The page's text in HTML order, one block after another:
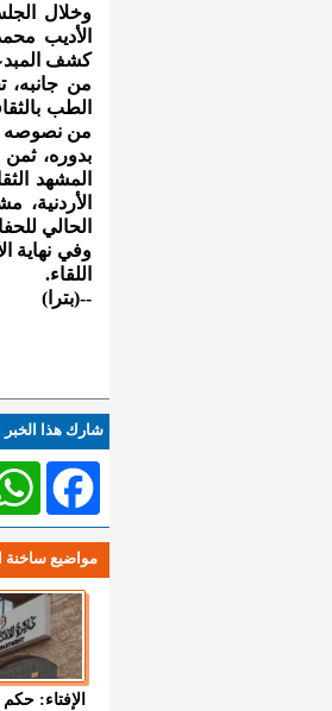
وخلال
الأديب
كشف
من جانبه،
الطب
من نصوصه
بدوره،
المشهد
الحالي
وفي نهاية
اللقاء.
--(بترا)
شارك هذا الخبر
Facebook
مواضيع ساخنة
الإفتاء: